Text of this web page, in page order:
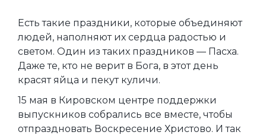
Есть такие праздники, которые объединяют
людей, наполняют их сердца радостью и
светом. Один из таких праздников — Пасха.
Даже те, кто не верит в Бога, в этот день
красят яйца и пекут куличи.
15 мая в Кировском центре поддержки
выпускников собрались все вместе, чтобы
отпраздновать Воскресение Христово. И так